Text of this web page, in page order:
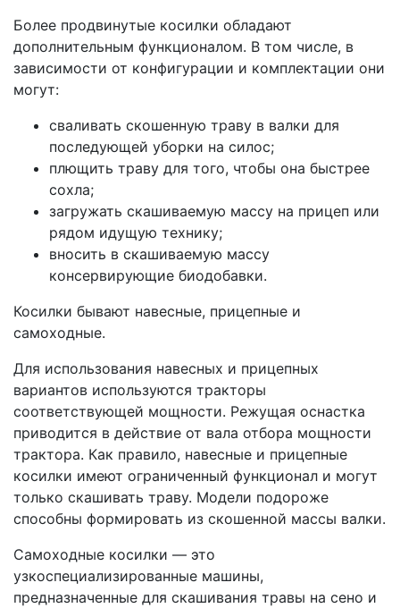
Более продвинутые косилки обладают
дополнительным функционалом. В том числе, в
зависимости от конфигурации и комплектации они
могут:
сваливать скошенную траву в валки для
последующей уборки на силос;
плющить траву для того, чтобы она быстрее
сохла;
загружать скашиваемую массу на прицеп или
рядом идущую технику;
вносить в скашиваемую массу
консервирующие биодобавки.
Косилки бывают навесные, прицепные и
самоходные.
Для использования навесных и прицепных
вариантов используются тракторы
соответствующей мощности. Режущая оснастка
приводится в действие от вала отбора мощности
трактора. Как правило, навесные и прицепные
косилки имеют ограниченный функционал и могут
только скашивать траву. Модели подороже
способны формировать из скошенной массы валки.
Самоходные косилки — это
узкоспециализированные машины,
предназначенные для скашивания травы на сено и